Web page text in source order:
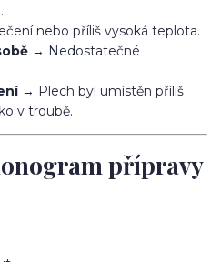
nebo příliš vysoká teplota.
→ Nedostatečné
→ Plech byl umístěn příliš
v troubě.
přípravy